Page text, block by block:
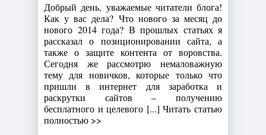
Добрый день, уважаемые читатели блога!
Как у вас дела? Что нового за месяц до
нового 2014 года? В прошлых статьях я
рассказал о позиционировании сайта, а
также о защите контента от воровства.
Сегодня же рассмотрю немаловажную
тему для новичков, которые только что
пришли в интернет для заработка и
раскрутки сайтов – получению
бесплатного и целевого [...] Читать статью
полностью >>